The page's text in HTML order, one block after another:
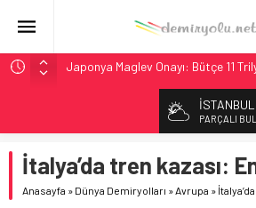
Japonya Maglev Onayı: Bütçe 11
Toronto Metrosu’nda Kapasite
Metrolinx’in 604 Milyon CAD’lik
Başladı
Hitachi Rail’den Toronto’ya: %40
CBTC Anlaşması
İSTANBUL
PARÇALI
İtalya’da tren kazası:
Anasayfa » Dünya Demiryolları »Avrupa »